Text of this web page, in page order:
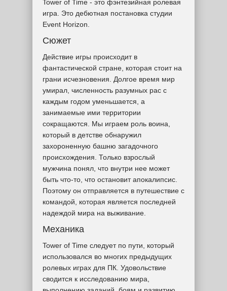
Tower of Time - это фэнтезийная ролевая
игра. Это дебютная постановка студии
Event Horizon.
Сюжет
Действие игры происходит в
фантастической стране, которая стоит на
грани исчезновения. Долгое время мир
умирал, численность разумных рас с
каждым годом уменьшается, а
занимаемые ими территории
сокращаются. Мы играем роль воина,
который в детстве обнаружил
захороненную башню загадочного
происхождения. Только взрослый
мужчина понял, что внутри нее может
быть что-то, что остановит апокалипсис.
Поэтому он отправляется в путешествие с
командой, которая является последней
надеждой мира на выживание.
Механика
Tower of Time следует по пути, который
использовался во многих предыдущих
ролевых играх для ПК. Удовольствие
сводится к исследованию мира,